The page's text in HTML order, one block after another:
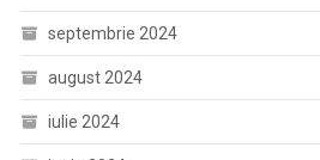
septembrie 2024
august 2024
iulie 2024